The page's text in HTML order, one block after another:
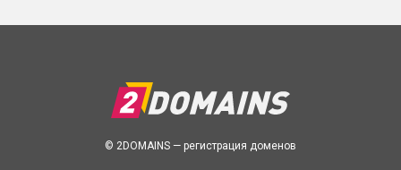
© 2DOMAINS — регистрация доменов